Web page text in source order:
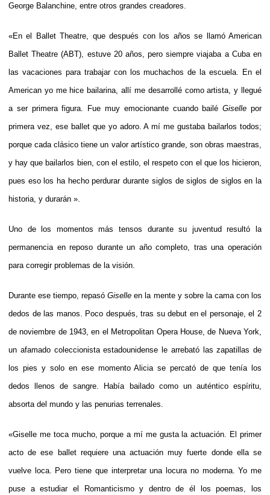
George Balanchine, entre otros grandes creadores.
«En el Ballet Theatre, que después con los años se llamó American
Ballet Theatre (ABT), estuve 20 años, pero siempre viajaba a Cuba en
las vacaciones para trabajar con los muchachos de la escuela. En el
American yo me hice bailarina, allí me desarrollé como artista, y llegué
a ser primera figura. Fue muy emocionante cuando bailéGiselle por
primera vez, ese ballet que yo adoro. A mí me gustaba bailarlos todos;
porque cada clásico tiene un valor artístico grande, son obras maestras,
y hay que bailarlos bien, con el estilo, el respeto con el que los hicieron,
pues eso los ha hecho perdurar durante siglos de siglos de siglos en la
historia, y durarán ».
Uno de los momentos más tensos durante su juventud resultó la
permanencia en reposo durante un año completo, tras una operación
para corregir problemas de la visión.
Durante ese tiempo, repasóGiselle en la mente y sobre la cama con los
dedos de las manos. Poco después, tras su debut en el personaje, el 2
de noviembre de 1943, en el Metropolitan Opera House, de Nueva York,
un afamado coleccionista estadounidense le arrebató las zapatillas de
los pies y solo en ese momento Alicia se percató de que tenía los
dedos llenos de sangre. Había bailado como un auténtico espíritu,
absorta del mundo y las penurias terrenales.
«Giselle me toca mucho, porque a mí me gusta la actuación. El primer
acto de ese ballet requiere una actuación muy fuerte donde ella se
vuelve loca. Pero tiene que interpretar una locura no moderna. Yo me
puse a estudiar el Romanticismo y dentro de él los poemas, los